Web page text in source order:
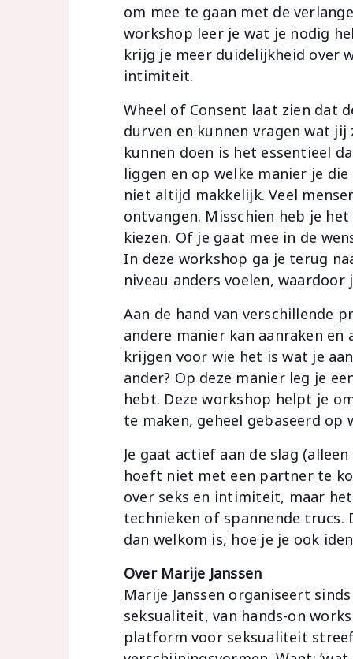
om mee te gaan met de
workshop leer je wat je nodig
krijg je meer duidelijkheid over
intimiteit.
Wheel of Consent laat zien dat
durven en kunnen vragen wat
kunnen doen is het essentieel
liggen en op welke manier je
niet altijd makkelijk. Veel
ontvangen. Misschien heb je
kiezen. Of je gaat mee in de
In deze workshop ga je terug
niveau anders voelen,
Aan de hand van verschillende
andere manier kan aanraken
krijgen voor wie het is wat je
ander? Op deze manier leg je
hebt. Deze workshop helpt je
te maken, geheel gebaseerd op
Je gaat actief aan de slag
hoeft niet met een partner te
over seks en intimiteit, maar
technieken of spannende trucs.
dan welkom is, hoe je je ook
Over Marije Janssen
Marije Janssen organiseert
seksualiteit, van hands-on
platform voor seksualiteit